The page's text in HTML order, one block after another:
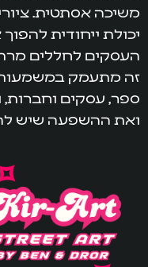
משיכה אסתטית.
יכולת ייחודית
העסקים לחללים
זה מתעמק
ספר, עסקים
ואת ההשפעה שיש